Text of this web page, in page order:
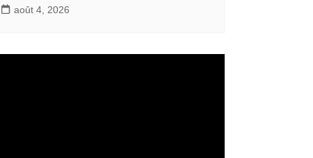
août 4, 2026